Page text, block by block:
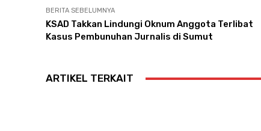
BERITA SEBELUMNYA
KSAD Takkan Lindungi Oknum Anggota Terlibat
Kasus Pembunuhan Jurnalis di Sumut
ARTIKEL TERKAIT